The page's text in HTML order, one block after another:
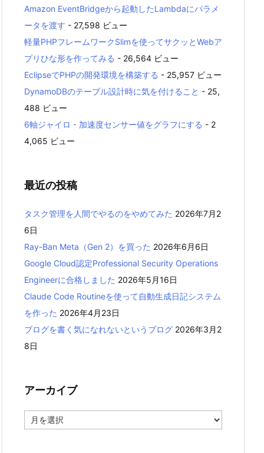
Amazon EventBridgeから起動したLambdaにパラメ
ータを渡す - 27,598 ビュー
軽量PHPフレームワークSlimを使ってサクッとWebア
プリひな形を作ってみる - 26,564 ビュー
EclipseでPHPの開発環境を構築する - 25,957 ビュー
DynamoDBのテーブル設計時に気を付けること - 25,
488 ビュー
6軸ジャイロ・加速度センサー値をグラフにする - 2
4,065 ビュー
最近の投稿
タスク管理を人間でやるのをやめてみた 2026年7月2
6日
Ray-Ban Meta（Gen 2）を買った 2026年6月6日
Google Cloud認定Professional Security Operations
Engineerに合格しました 2026年5月16日
Claude Code Routineを使って自動生成日記システム
を作った 2026年4月23日
ブログを書く気になれないというブログ 2026年3月2
8日
アーカイブ
ー